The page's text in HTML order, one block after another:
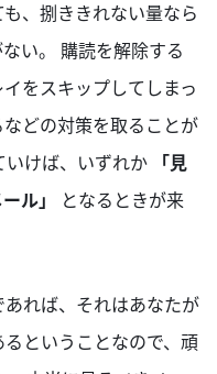
、捌ききれない量なら
い。 購読を解除する
をスキップしてしまっ
どの対策を取ることが
いけば、いずれか
「見
ル」
となるときが来
れば、それはあなたが
ということなので、頑